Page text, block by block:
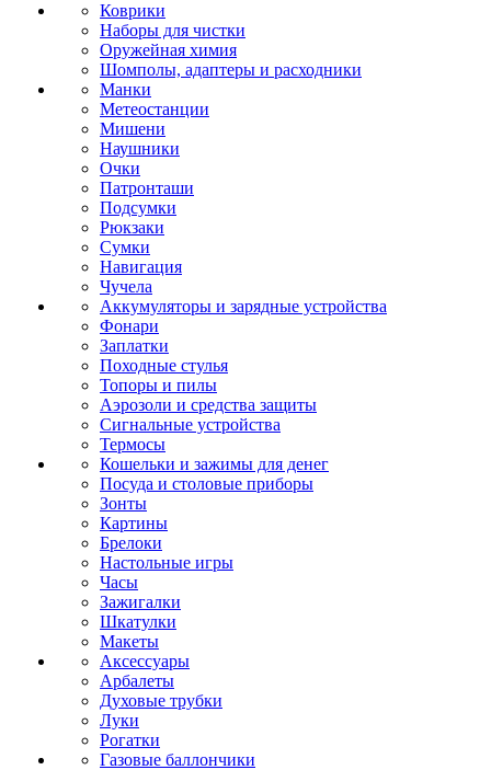
Коврики
Наборы для чистки
Оружейная химия
Шомполы, адаптеры и расходники
Манки
Метеостанции
Мишени
Наушники
Очки
Патронташи
Подсумки
Рюкзаки
Сумки
Навигация
Чучела
Аккумуляторы и зарядные устройства
Фонари
Заплатки
Походные стулья
Топоры и пилы
Аэрозоли и средства защиты
Сигнальные устройства
Термосы
Кошельки и зажимы для денег
Посуда и столовые приборы
Зонты
Картины
Брелоки
Настольные игры
Часы
Зажигалки
Шкатулки
Макеты
Аксессуары
Арбалеты
Духовые трубки
Луки
Рогатки
Газовые баллончики